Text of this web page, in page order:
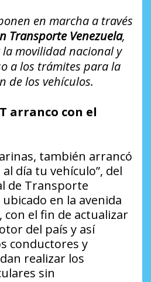
en marcha a través
Transporte Venezuela,
movilidad nacional y
a los trámites para la
de los vehículos.
arranco con el
también arrancó
día tu vehículo”, del
de Transporte
en la avenida
el fin de actualizar
del país y así
conductores y
realizar los
sin